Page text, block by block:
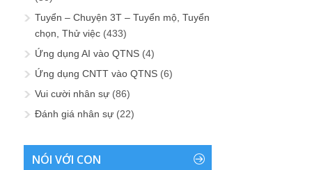
Tuyển – Chuyện 3T – Tuyển mộ, Tuyển
chọn, Thử việc (433)
Ứng dụng AI vào QTNS (4)
Ứng dụng CNTT vào QTNS (6)
Vui cười nhân sự (86)
Đánh giá nhân sự (22)
NÓI VỚI CON